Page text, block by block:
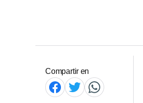
Compartir en